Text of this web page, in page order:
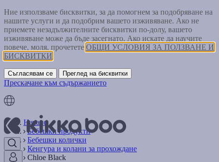
Ние използваме бисквитки, за да помогнем за подобряване на
нашите услуги и да подобрим вашето изживяване. Ако не
приемете незадължителните бисквитки по-долу, вашето
изживяване може да бъде засегнато. Ако искате да научите
повече, моля, прочетете ОБЩИ УСЛОВИЯ ЗА ПОЛЗВАНЕ И
БИСКВИТКИ
Съгласявам се Преглед на бисквитки
Прескачане към съдържанието
Начало
Бебешки продукти
Бебешки колички
Кенгура и колани за прохождане
Chloe Black